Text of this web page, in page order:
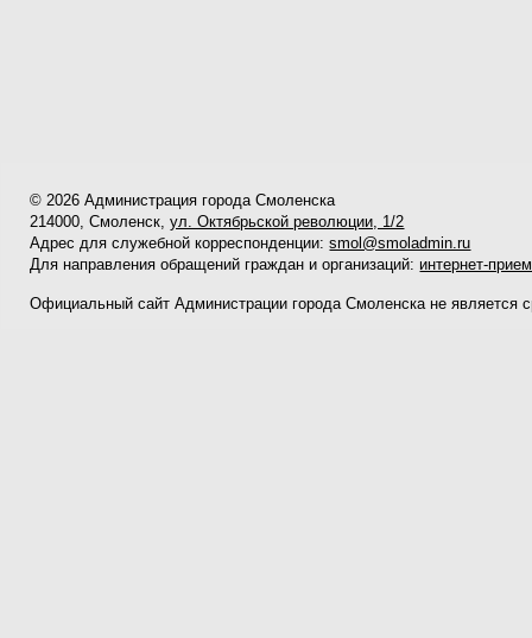
© 2026 Администрация города Смоленска
214000, Смоленск,ул. Октябрьской революции, 1/2
Адрес для служебной корреспонденции:smol@smoladmin.ru
Для направления обращений граждан и организаций: интернет-
Официальный сайт Администрации города Смоленска не является